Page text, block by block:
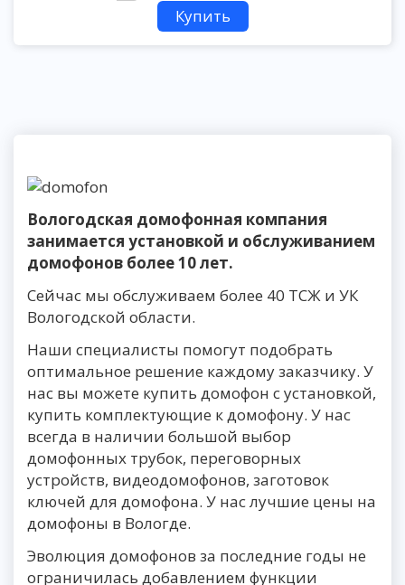
Вологодская домофонная компания
занимается установкой и обслуживанием
домофонов более 10 лет.
Сейчас мы обслуживаем более 40 ТСЖ и УК
Вологодской области.
Наши специалисты помогут подобрать
оптимальное решение каждому заказчику. У
нас вы можете купить домофон с установкой,
купить комплектующие к домофону. У нас
всегда в наличии большой выбор
домофонных трубок, переговорных
устройств, видеодомофонов, заготовок
ключей для домофона. У нас лучшие цены на
домофоны в Вологде.
Эволюция домофонов за последние годы не
ограничилась добавлением функции